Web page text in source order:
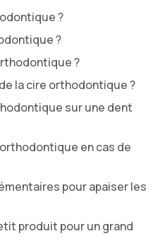
?
?
?
la cire orthodontique ?
sur une dent
en cas de
pour apaiser les
produit pour un grand